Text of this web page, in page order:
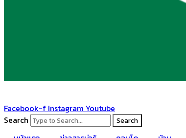
Facebook-f Instagram Youtube
Search
Search